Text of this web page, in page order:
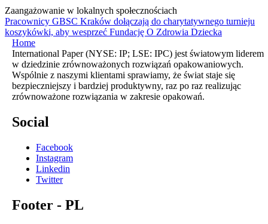
Zaangażowanie w lokalnych społecznościach
Pracownicy GBSC Kraków dołączają do charytatywnego turnieju
koszykówki, aby wesprzeć Fundację O Zdrowia Dziecka
Home
International Paper (NYSE: IP; LSE: IPC) jest światowym liderem
w dziedzinie zrównoważonych rozwiązań opakowaniowych.
Wspólnie z naszymi klientami sprawiamy, że świat staje się
bezpieczniejszy i bardziej produktywny, raz po raz realizując
zrównoważone rozwiązania w zakresie opakowań.
Social
Facebook
Instagram
Linkedin
Twitter
Footer - PL